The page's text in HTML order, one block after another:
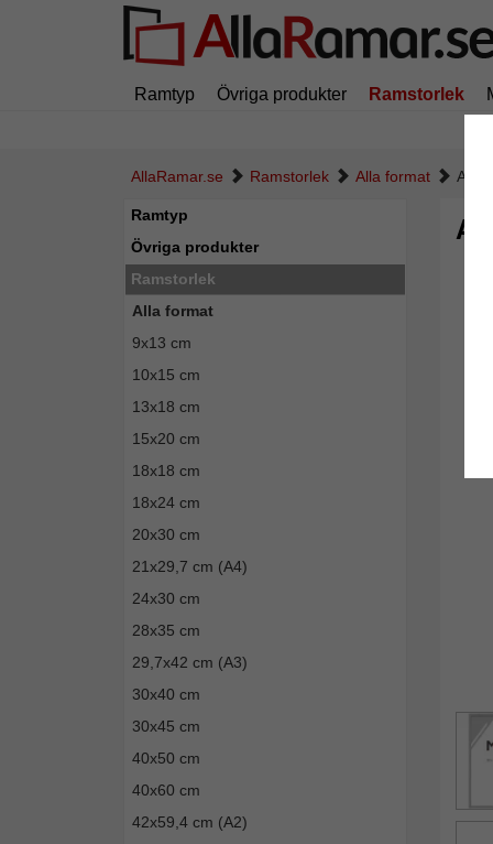
Ramtyp Övriga produkter Ramstorlek
AllaRamar.se Ramstorlek Alla format
Ramtyp
Övriga produkter
Ramstorlek
Alla format
9x13 cm
10x15 cm
13x18 cm
15x20 cm
18x18 cm
18x24 cm
20x30 cm
21x29,7 cm (A4)
24x30 cm
28x35 cm
29,7x42 cm (A3)
30x40 cm
30x45 cm
40x50 cm
40x60 cm
42x59,4 cm (A2)